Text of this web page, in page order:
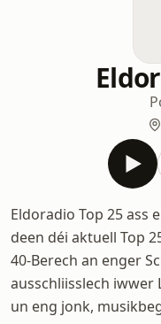
Eldoradio Top 25 ass
deen déi aktuell Top
40-Berech an enger
ausschliisslech iwwer
un eng jonk,